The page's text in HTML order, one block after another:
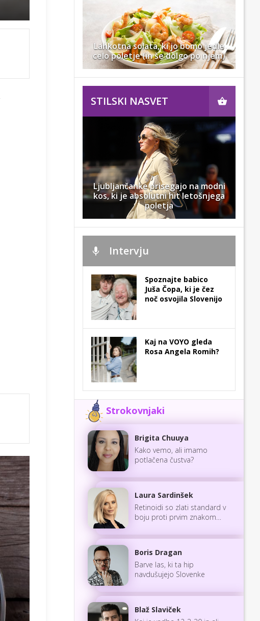
Lahkotna solata, ki jo bomo jedle
celo poletje (in še dolgo po njem)
STILSKI NASVET
Ljubljančanke prisegajo na modni
kos, ki je absolutni hit letošnjega
poletja
Intervju
Spoznajte babico
Juša Čopa, ki je čez
noč osvojila Slovenijo
Kaj na VOYO gleda
Rosa Angela Romih?
Strokovnjaki
Brigita Chuuya
Kako vemo, ali imamo
potlačena čustva?
Laura Sardinšek
Retinoidi so zlati standard v
boju proti prvim znakom
Boris Dragan
Barve las, ki ta hip
navdušujejo Slovenke
Blaž Slaviček